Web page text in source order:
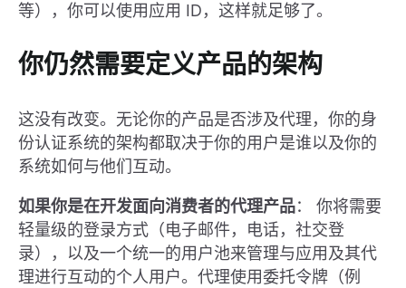
等），你可以使用应用 ID，这样就足够了。
你仍然需要定义产品的架构
这没有改变。无论你的产品是否涉及代理，你的身
份认证系统的架构都取决于你的用户是谁以及你的
系统如何与他们互动。
如果你是在开发面向消费者的代理产品： 你将需要
轻量级的登录方式（电子邮件，电话，社交登
录），以及一个统一的用户池来管理与应用及其代
理进行互动的个人用户。代理使用委托令牌（例